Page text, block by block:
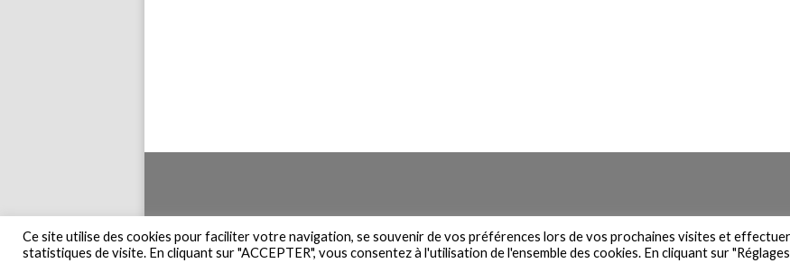
Accueil Plan du site Contact Newsletter Mentions légales
Ce site utilise des cookies pour faciliter votre navigation, se souvenir de vos préférences lors de vos prochaines visites et
statistiques de visite. En cliquant sur "ACCEPTER", vous consentez à l'utilisation de l'ensemble des cookies. En cliquant sur